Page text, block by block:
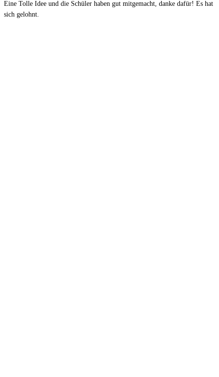
Eine Tolle Idee und die Schüler haben gut mitgemacht, danke dafür! Es hat
sich gelohnt.